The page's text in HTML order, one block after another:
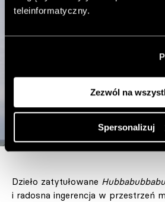
teleinformatyczny.
Zezwól na
Spersonalizuj
Dzieło zatytułowane
i radosna ingerencja w przestrzeń